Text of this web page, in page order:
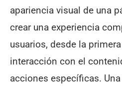
apariencia visual de una
crear una experiencia
usuarios, desde la
interacción con el
acciones específicas.